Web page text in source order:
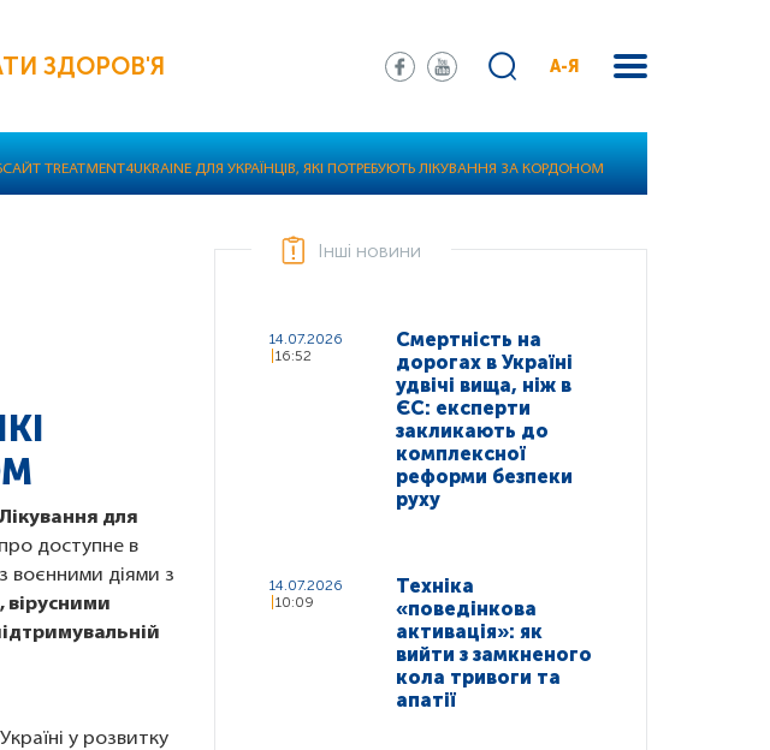
ЗДОРОВ'Я А-Я
TREATMENT4UKRAINE ДЛЯ УКРАЇНЦІВ, ЯКІ ПОТРЕБУЮТЬ ЛІКУВАННЯ ЗА КОРДОНОМ
для
доступне в
воєнними діями з
вірусними
у розвитку
Інші новини
14.07.2026
16:52
Смертність на
дорогах в Україні
удвічі вища, ніж в
ЄС: експерти
закликають до
комплексної
реформи безпеки
руху
14.07.2026
10:09
Техніка
«поведінкова
активація»: як
вийти з замкненого
кола тривоги та
апатії